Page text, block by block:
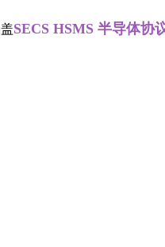
HSMS 半导体协议读写